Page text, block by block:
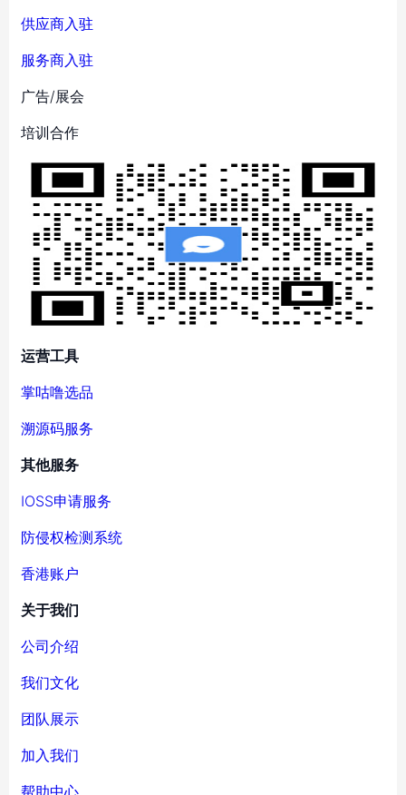
供应商入驻
服务商入驻
广告/展会
培训合作
运营工具
掌咕噜选品
溯源码服务
其他服务
IOSS申请服务
防侵权检测系统
香港账户
关于我们
公司介绍
我们文化
团队展示
加入我们
帮助中心